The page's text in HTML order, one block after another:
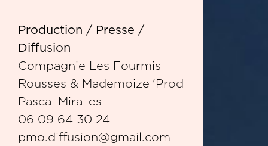
Production / Presse /
Diffusion
Compagnie Les Fourmis
Rousses & Mademoizel'Prod
Pascal Miralles
06 09 64 30 24
pmo.diffusion@gmail.com